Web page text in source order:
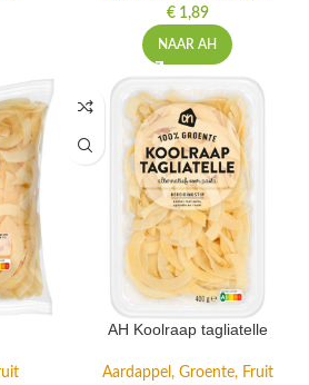
€1,89
NAAR AH
AH Koolraap tagliatelle
Aardappel, Groente, Fruit